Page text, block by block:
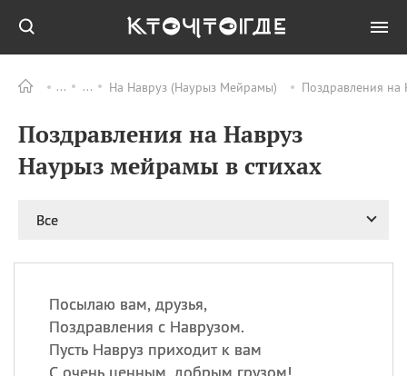
На Навруз (Наурыз Мейрамы) Поздравления на
Поздравления на Навруз
Наурыз мейрамы в стихах
Все
Посылаю вам, друзья,
Поздравления с Наврузом.
Пусть Навруз приходит к вам
ПРАЗДНИКИ Все
06.08 Преображение
Господне у западных
христиан
Романа и Давида
07.08
маяка